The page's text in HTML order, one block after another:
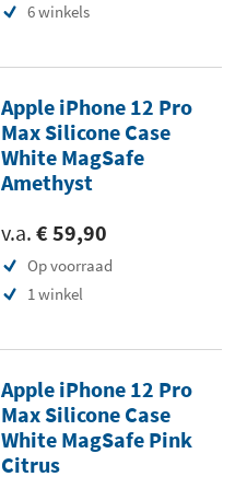
6 winkels
Apple iPhone 12 Pro
Max Silicone Case
White MagSafe
Amethyst
v.a. € 59,90
Op voorraad
1 winkel
Apple iPhone 12 Pro
Max Silicone Case
White MagSafe Pink
Citrus